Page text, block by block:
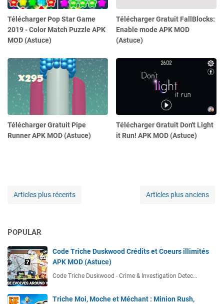
Télécharger Pop Star Game
2019 - Color Match Puzzle APK
MOD (Astuce)
Télécharger Gratuit FallBlocks:
Enable mode APK MOD
(Astuce)
Télécharger Gratuit Pipe
Runner APK MOD (Astuce)
Télécharger Gratuit Don't Light
it Run! APK MOD (Astuce)
Articles plus récents Articles plus anciens
POPULAR
Code Triche Duskwood Crédits et Coeurs illimités
APK MOD (Astuce)
Code Triche Duskwood - Crime & Investigation Detec…
Triche Moi, Moche et Méchant : Minion Rush,